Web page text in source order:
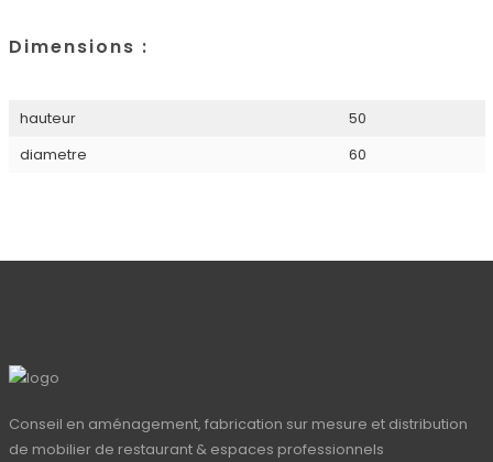
Dimensions :
hauteur
50
diametre
60
Conseil en aménagement, fabrication sur mesure et distribution
de mobilier de restaurant & espaces professionnels